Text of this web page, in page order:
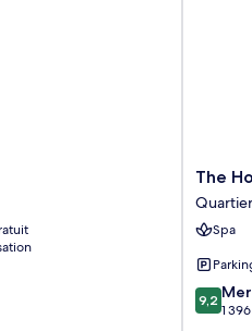
The
Hotel
Quartier
du
-
The
Spa
9.2
sur
9,2
1